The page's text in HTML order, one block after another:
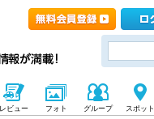
レビュー フォト グループ スポット